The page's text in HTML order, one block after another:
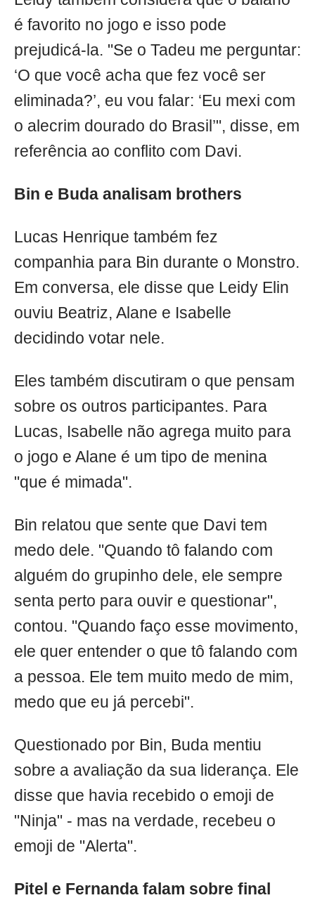
é favorito no jogo e isso pode
prejudicá-la. "Se o Tadeu me perguntar:
‘O que você acha que fez você ser
eliminada?’, eu vou falar: ‘Eu mexi com
o alecrim dourado do Brasil’", disse, em
referência ao conflito com Davi.
Bin e Buda analisam brothers
Lucas Henrique também fez
companhia para Bin durante o Monstro.
Em conversa, ele disse que Leidy Elin
ouviu Beatriz, Alane e Isabelle
decidindo votar nele.
Eles também discutiram o que pensam
sobre os outros participantes. Para
Lucas, Isabelle não agrega muito para
o jogo e Alane é um tipo de menina
"que é mimada".
Bin relatou que sente que Davi tem
medo dele. "Quando tô falando com
alguém do grupinho dele, ele sempre
senta perto para ouvir e questionar",
contou. "Quando faço esse movimento,
ele quer entender o que tô falando com
a pessoa. Ele tem muito medo de mim,
medo que eu já percebi".
Questionado por Bin, Buda mentiu
sobre a avaliação da sua liderança. Ele
disse que havia recebido o emoji de
"Ninja" - mas na verdade, recebeu o
emoji de "Alerta".
Pitel e Fernanda falam sobre final